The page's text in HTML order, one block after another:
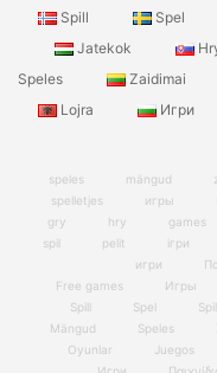
Spill
Spel
Jatekok
Speles
Zaidimai
Lojra
Игри
speles mängud
spelletjes
игры
gry
hry games
spil
pelit ігри
игри
Free games
Игры
Spill
Spel Spil
Mängud
Speles
Oyunlar
Juegos